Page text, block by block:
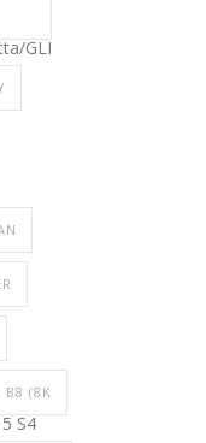
GLI
B8 (8K
S4